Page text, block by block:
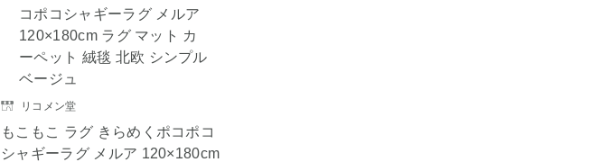
リコメン堂
もこもこ ラグ きらめくポコポコ
シャギーラグ メルア 120×180cm